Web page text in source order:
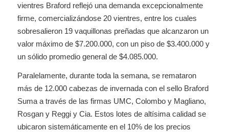
vientres Braford reflejó una demanda excepcionalmente
firme, comercializándose 20 vientres, entre los cuales
sobresalieron 19 vaquillonas preñadas que alcanzaron un
valor máximo de $7.200.000, con un piso de $3.400.000 y
un sólido promedio general de $4.085.000.
Paralelamente, durante toda la semana, se remataron
más de 12.000 cabezas de invernada con el sello Braford
Suma a través de las firmas UMC, Colombo y Magliano,
Rosgan y Reggi y Cia. Estos lotes de altísima calidad se
ubicaron sistemáticamente en el 10% de los precios